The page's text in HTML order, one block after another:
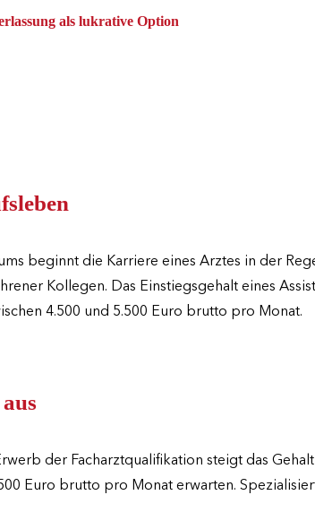
als lukrative Option
beginnt die Karriere eines Arztes in der
Kollegen. Das Einstiegsgehalt eines
4.500 und 5.500 Euro brutto pro Monat.
der Facharztqualifikation steigt das
Euro brutto pro Monat erwarten.